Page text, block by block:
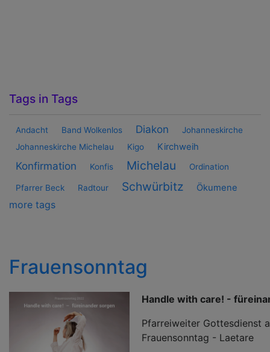
Tags in Tags
Andacht Band Wolkenlos Diakon
Johanneskirche
Johanneskirche Michelau
Kigo Kirchweih
Konfirmation Konfis Michelau Ordination
Pfarrer Beck Radtour Schwürbitz Ökumene
more tags
Frauensonntag
Handle with care! -
Pfarreiweiter Gottesdienst
Frauensonntag - Laetare